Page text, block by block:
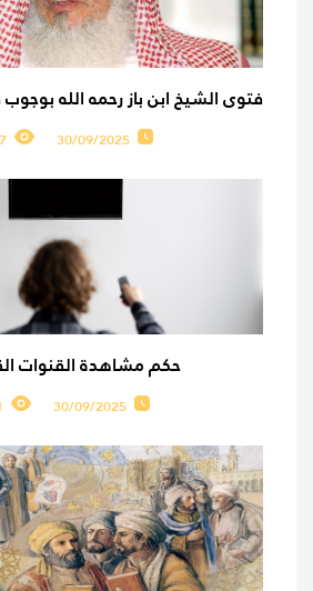
فتوى الشيخ ابن باز رحمه الله
30/09/2025
حكم مشاهدة القنوات
30/09/2025